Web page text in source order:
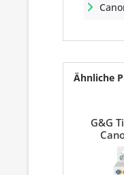
Ähnliche
G&G